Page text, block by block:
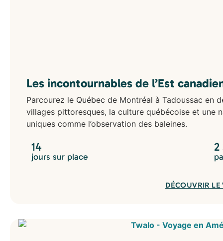
Les incontournables de l’Est
Parcourez le Québec de Montréal à Tadoussac en
villages pittoresques, la culture québécoise et une
uniques comme l’observation des baleines.
14
jours sur place
2
DÉCOUVRIR LE